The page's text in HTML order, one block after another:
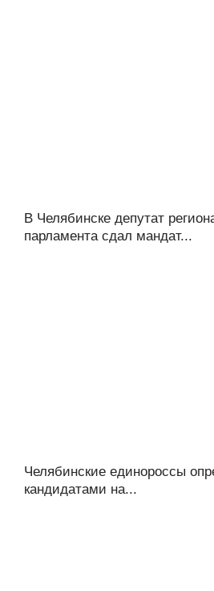
В Челябинске депутат
парламента сдал мандат...
Челябинские единороссы
кандидатами на...